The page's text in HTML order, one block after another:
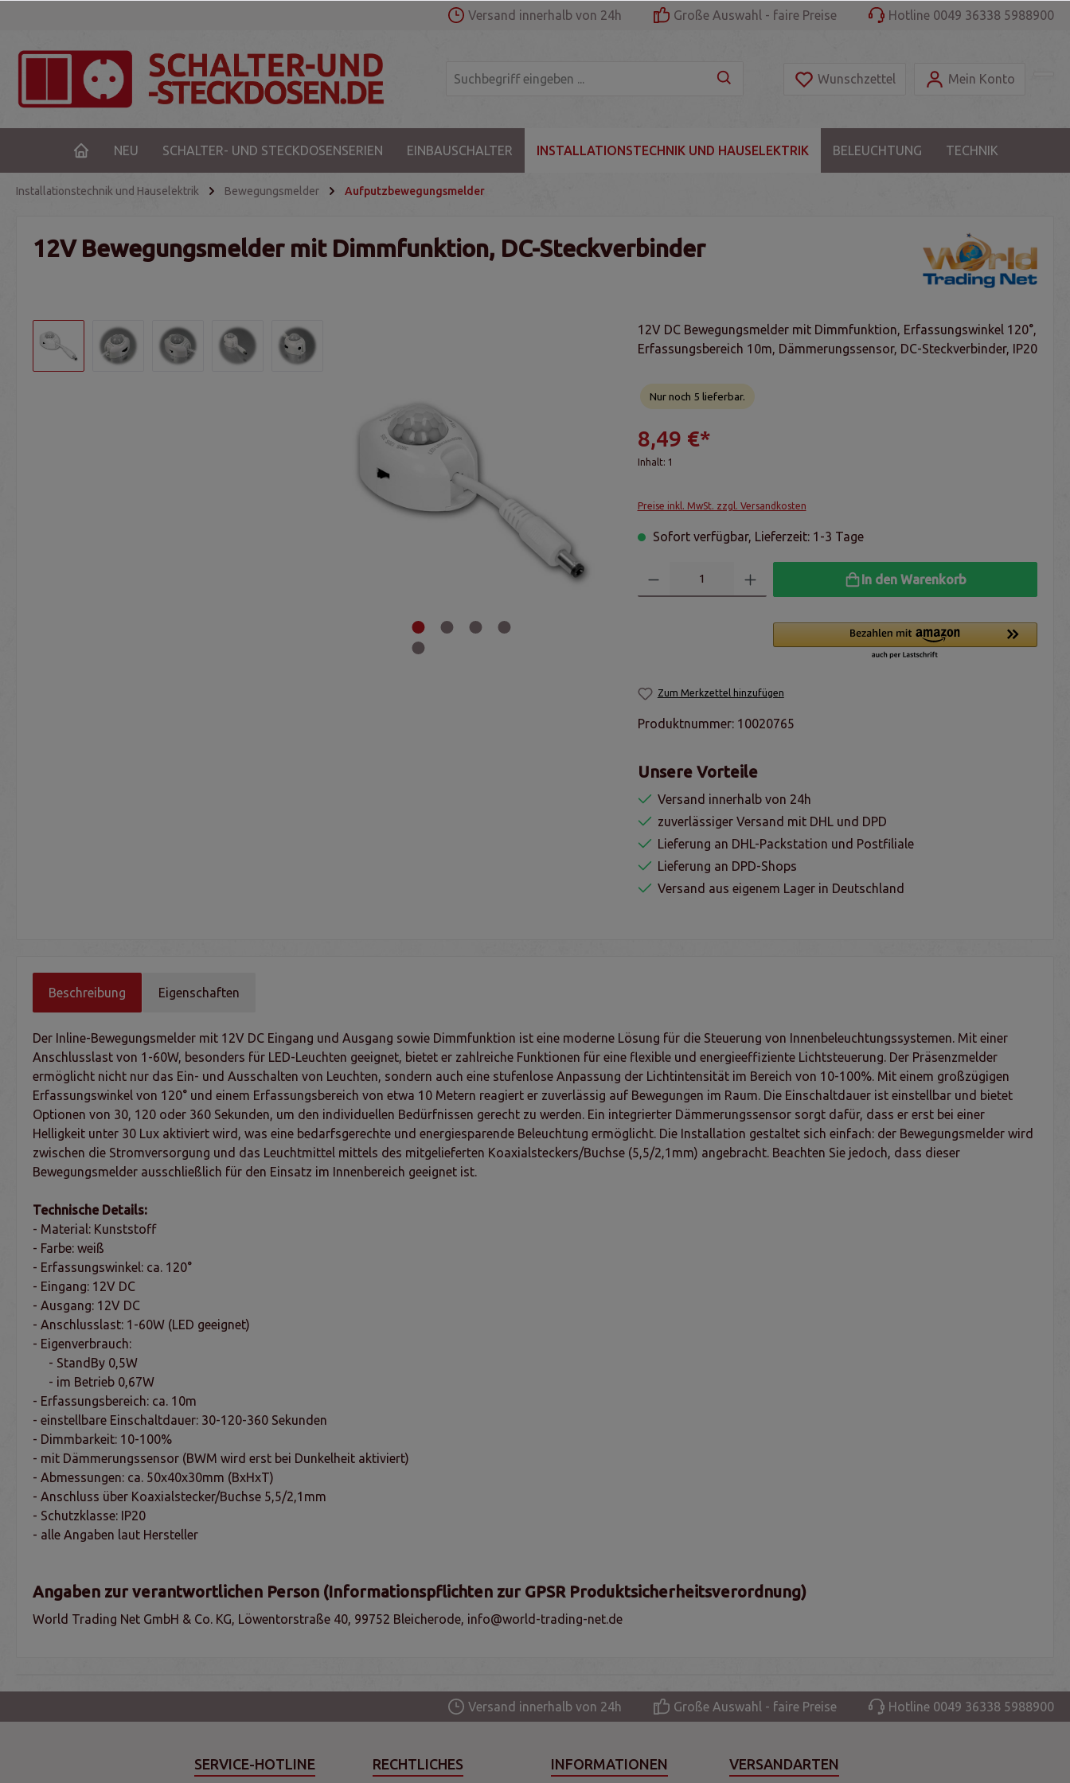
Versand innerhalb von 24h Große Auswahl - faire Preise Hotline 0049 36338 5988900
Wunschzettel Mein Konto
NEU SCHALTER- UND STECKDOSENSERIEN EINBAUSCHALTER INSTALLATIONSTECHNIK UND HAUSELEKTRIK BELEUCHTUNG TECHNIK
Installationstechnik und Hauselektrik Bewegungsmelder Aufputzbewegungsmelder
12V Bewegungsmelder mit Dimmfunktion, DC-Steckverbinder
12V DC Bewegungsmelder mit Dimmfunktion, Erfassungswinkel 120°,
Erfassungsbereich 10m, Dämmerungssensor, DC-Steckverbinder, IP20
Nur noch 5 lieferbar.
8,49 €*
Inhalt: 1
Preise inkl. MwSt. zzgl. Versandkosten
Sofort verfügbar, Lieferzeit: 1-3 Tage
In den Warenkorb
Zum Merkzettel hinzufügen
Produktnummer: 10020765
Unsere Vorteile
Versand innerhalb von 24h
zuverlässiger Versand mit DHL und DPD
Lieferung an DHL-Packstation und Postfiliale
Lieferung an DPD-Shops
Versand aus eigenem Lager in Deutschland
Beschreibung Eigenschaften
Der Inline-Bewegungsmelder mit 12V DC Eingang und Ausgang sowie Dimmfunktion ist eine moderne Lösung für die Steuerung von Innenbeleuchtungssystemen. Mit einer
Anschlusslast von 1-60W, besonders für LED-Leuchten geeignet, bietet er zahlreiche Funktionen für eine flexible und energieeffiziente Lichtsteuerung. Der Präsenzmelder
ermöglicht nicht nur das Ein- und Ausschalten von Leuchten, sondern auch eine stufenlose Anpassung der Lichtintensität im Bereich von 10-100%. Mit einem großzügigen
Erfassungswinkel von 120° und einem Erfassungsbereich von etwa 10 Metern reagiert er zuverlässig auf Bewegungen im Raum. Die Einschaltdauer ist einstellbar und bietet
Optionen von 30, 120 oder 360 Sekunden, um den individuellen Bedürfnissen gerecht zu werden. Ein integrierter Dämmerungssensor sorgt dafür, dass er erst bei einer
Helligkeit unter 30 Lux aktiviert wird, was eine bedarfsgerechte und energiesparende Beleuchtung ermöglicht. Die Installation gestaltet sich einfach: der Bewegungsmelder wird
zwischen die Stromversorgung und das Leuchtmittel mittels des mitgelieferten Koaxialsteckers/Buchse (5,5/2,1mm) angebracht. Beachten Sie jedoch, dass dieser
Bewegungsmelder ausschließlich für den Einsatz im Innenbereich geeignet ist.
Technische Details:
- Material: Kunststoff
- Farbe: weiß
- Erfassungswinkel: ca. 120°
- Eingang: 12V DC
- Ausgang: 12V DC
- Anschlusslast: 1-60W (LED geeignet)
- Eigenverbrauch:
- StandBy 0,5W
- im Betrieb 0,67W
- Erfassungsbereich: ca. 10m
- einstellbare Einschaltdauer: 30-120-360 Sekunden
- Dimmbarkeit: 10-100%
- mit Dämmerungssensor (BWM wird erst bei Dunkelheit aktiviert)
- Abmessungen: ca. 50x40x30mm (BxHxT)
- Anschluss über Koaxialstecker/Buchse 5,5/2,1mm
- Schutzklasse: IP20
- alle Angaben laut Hersteller
Angaben zur verantwortlichen Person (Informationspflichten zur GPSR Produktsicherheitsverordnung)
World Trading Net GmbH & Co. KG, Löwentorstraße 40, 99752 Bleicherode, info@world-trading-net.de
Versand innerhalb von 24h Große Auswahl - faire Preise Hotline 0049 36338 5988900
SERVICE-HOTLINE RECHTLICHES INFORMATIONEN VERSANDARTEN